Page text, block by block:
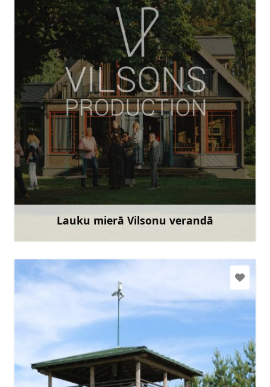
Lauku mierā Vilsonu verandā
vilsonsproduction@gmail.com
+371 26383609
Uzzināt vairāk